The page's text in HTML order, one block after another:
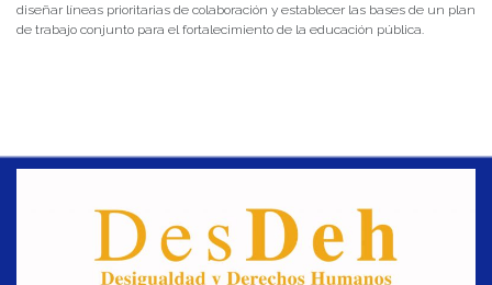
diseñar líneas prioritarias de colaboración y establecer las bases de un plan
de trabajo conjunto para el fortalecimiento de la educación pública.